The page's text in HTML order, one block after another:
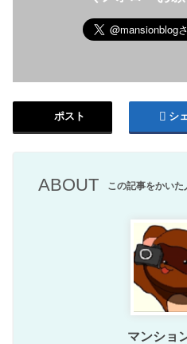
ポスト シ
ABOUT この記事をかいた
マンショ